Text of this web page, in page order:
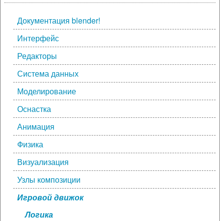
Документация blender!
Интерфейс
Редакторы
Система данных
Моделирование
Оснастка
Анимация
Физика
Визуализация
Узлы композиции
Игровой движок
Логика